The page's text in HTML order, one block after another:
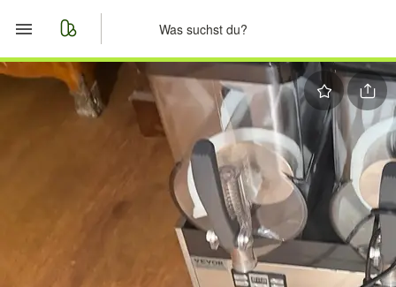
Start
Merkliste
Anzeige aufgeben